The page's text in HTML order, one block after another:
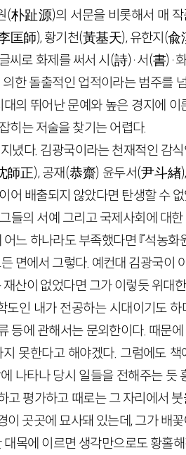
(朴趾源)의 서문을 비롯해서 매
匡師), 황기천(黃基天), 유한지 (兪
씨로 화제를 써서 시 (詩)·서(書) ·
한 돌출적인 업적이라는 범주를
의 뛰어난 문예와 높은 경지에
히는 저술을 찾기는 어렵다.
녔다. 김광국이라는 천재적인 감
師正), 공재(恭齋) 윤두서(尹斗緖)
어 배출되지 않았다면 탄생할 수
들의 서예 그리고 국제사회에 대
느 하나라도 부족했다면 『석농화
면에서 그렇다. 예컨대 김광국
산이 없었다면 그가 이렇듯 위대
인 내가 전공하는 시대이기도
등에 관해서는 문외한이다. 때문
못한다고 해야겠다. 그럼에도
나타나 당시 일들을 전해주는 듯
고 평가하고 때로는 그 자리에서
곳곳에 묘사돼 있는데, 그가 배
대목에 이르면 생각만으로도 황홀